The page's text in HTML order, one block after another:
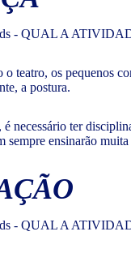
o teatro, os pequenos
a postura.
é necessário ter
sempre ensinarão